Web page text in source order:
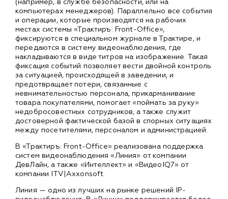
(например, в службе безопасности, или на
компьютерах менеджеров). Параллельно все события
и операции, которые производятся на рабочих
местах системы «Трактиръ: Front-Office»,
фиксируются в специальном журнале в Трактире, и
передаются в систему видеонаблюдения, где
накладываются в виде титров на изображение. Такая
фиксация событий позволяет вести двойной контроль
за ситуацией, происходящей в заведении, и
предотвращает потери, связанные с
невнимательностью персонала, прикарманивание
товара покупателями, помогает «поймать за руку»
недобросовестных сотрудников, а также служит
достоверной фактической базой в спорных ситуациях
между посетителями, персоналом и администрацией.
В «Трактиръ: Front-Office» реализована поддержка
систем видеонаблюдения «Линия» от компании
ДевЛайн, а также «Интеллект» и «ВидеоIQ7» от
компании ITV|Axxonsoft.
Линия — одно из лучших на рынке решений IP-